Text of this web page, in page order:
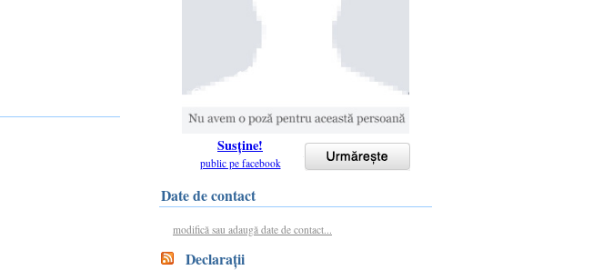
Susține!
public pe facebook
Date de contact
modifică sau adaugă date de contact...
Declarații